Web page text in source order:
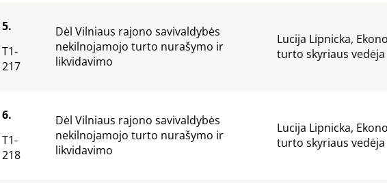
5.
T1-
217
Dėl Vilniaus rajono savivaldybės
nekilnojamojo turto nurašymo ir
likvidavimo
Lucija Lipnicka,
turto skyriaus vedėja
6.
T1-
218
Dėl Vilniaus rajono savivaldybės
nekilnojamojo turto nurašymo ir
likvidavimo
Lucija Lipnicka,
turto skyriaus vedėja